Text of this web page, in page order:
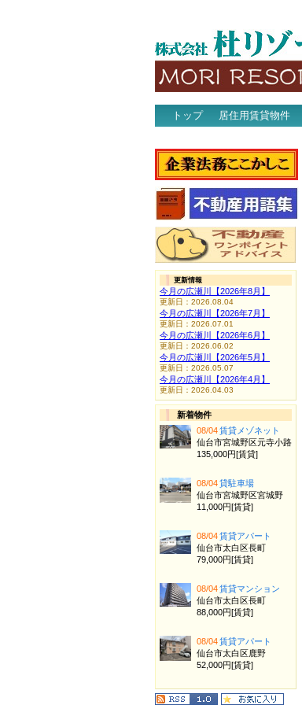
トップ 居住用賃貸物件
更新情報
今月の広瀬川【2026年8月】
更新日：2026.08.04
今月の広瀬川【2026年7月】
更新日：2026.07.01
今月の広瀬川【2026年6月】
更新日：2026.06.02
今月の広瀬川【2026年5月】
更新日：2026.05.07
今月の広瀬川【2026年4月】
更新日：2026.04.03
新着物件
08/04賃貸メゾネット
仙台市宮城野区元寺小路
135,000円[賃貸]
08/04貸駐車場
仙台市宮城野区宮城野
11,000円[賃貸]
08/04賃貸アパート
仙台市太白区長町
79,000円[賃貸]
08/04賃貸マンション
仙台市太白区長町
88,000円[賃貸]
08/04賃貸アパート
仙台市太白区鹿野
52,000円[賃貸]